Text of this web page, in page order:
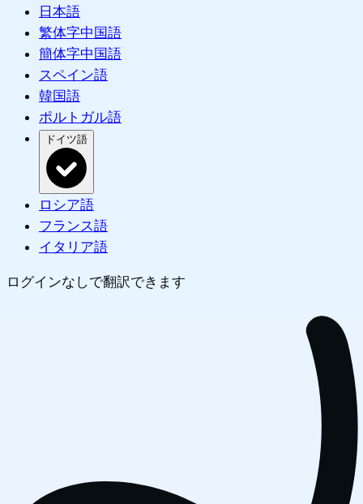
日本語
繁体字中国語
簡体字中国語
スペイン語
韓国語
ポルトガル語
ドイツ語
ロシア語
フランス語
イタリア語
ログインなしで翻訳できます